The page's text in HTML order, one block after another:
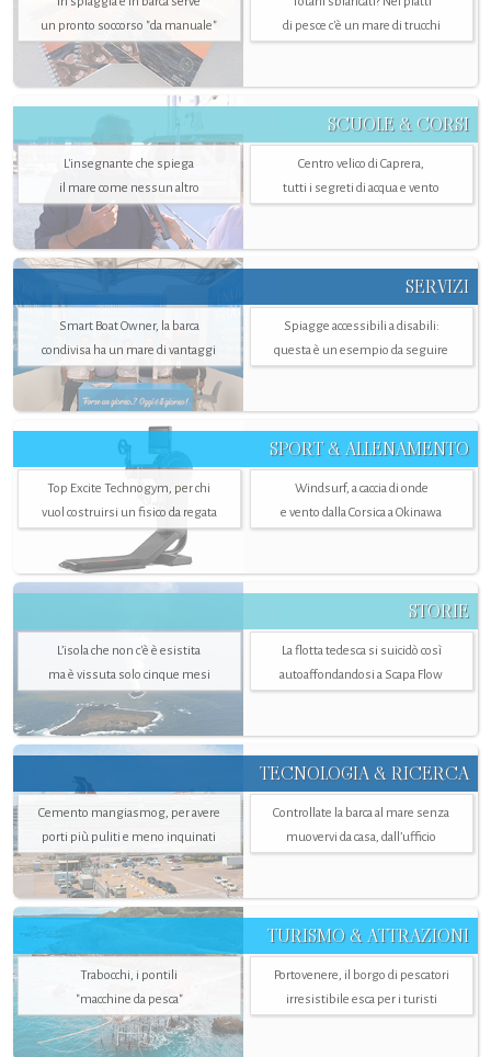
un pronto soccorso "da manuale"
di pesce c'è un mare di trucchi
SCUOLE & CORSI
L'insegnante che spiega
il mare come nessun altro
Centro velico di Caprera,
tutti i segreti di acqua e vento
SERVIZI
Smart Boat Owner, la barca
condivisa ha un mare di vantaggi
Spiagge accessibili a disabili:
questa è un esempio da seguire
SPORT & ALLENAMENTO
Top Excite Technogym, per chi
vuol costruirsi un fisico da regata
Windsurf, a caccia di onde
e vento dalla Corsica a Okinawa
STORIE
L’isola che non c'è è esistita
ma è vissuta solo cinque mesi
La flotta tedesca si suicidò così
autoaffondandosi a Scapa Flow
TECNOLOGIA & RICERCA
Cemento mangiasmog, per avere
porti più puliti e meno inquinati
Controllate la barca al mare senza
muovervi da casa, dall’ufficio
TURISMO & ATTRAZIONI
Trabocchi, i pontili
"macchine da pesca"
Portovenere, il borgo di pescatori
irresistibile esca per i turisti